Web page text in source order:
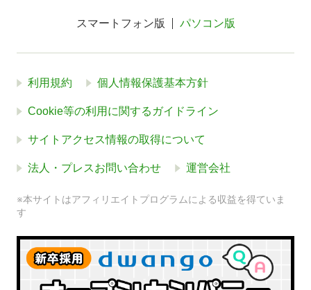
スマートフォン版 パソコン版
利用規約 個人情報保護基本方針
Cookie等の利用に関するガイドライン
サイトアクセス情報の取得について
法人・プレスお問い合わせ 運営会社
※本サイトはアフィリエイトプログラムによる収益を得ていま
す